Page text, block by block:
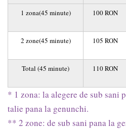
1 zona(45 minute) 100 RON
2 zone(45 minute) 105 RON
Total (45 minute) 110 RON
* 1 zona: la alegere de sub sani
talie pana la genunchi.
** 2 zone: de sub sani pana la